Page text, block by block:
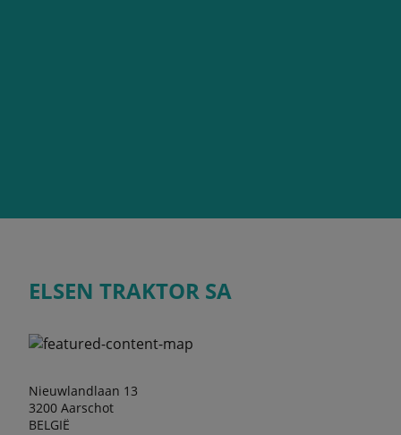
ELSEN TRAKTOR SA
Nieuwlandlaan 13
3200 Aarschot
BELGIË